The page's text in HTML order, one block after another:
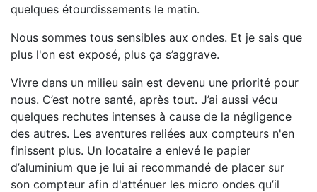
quelques étourdissements le matin.
Nous sommes tous sensibles aux ondes. Et je sais que
plus l'on est exposé, plus ça s’aggrave.
Vivre dans un milieu sain est devenu une priorité pour
nous. C’est notre santé, après tout. J’ai aussi vécu
quelques rechutes intenses à cause de la négligence
des autres. Les aventures reliées aux compteurs n'en
finissent plus. Un locataire a enlevé le papier
d’aluminium que je lui ai recommandé de placer sur
son compteur afin d'atténuer les micro ondes qu’il